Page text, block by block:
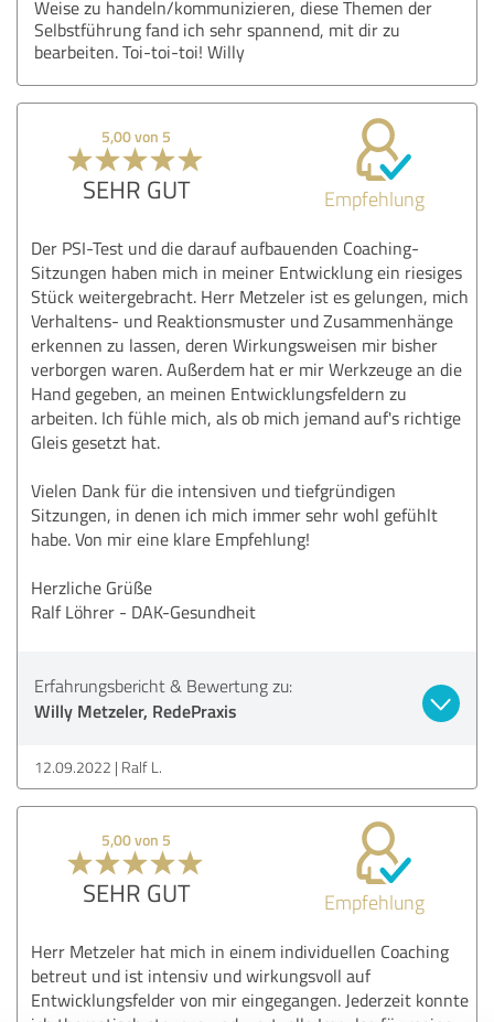
Weise zu handeln/kommunizieren, diese Themen der
Selbstführung fand ich sehr spannend, mit dir zu
bearbeiten. Toi-toi-toi! Willy
5,00 von 5
SEHR GUT Empfehlung
Der PSI-Test und die darauf aufbauenden Coaching-
Sitzungen haben mich in meiner Entwicklung ein riesiges
Stück weitergebracht. Herr Metzeler ist es gelungen, mich
Verhaltens- und Reaktionsmuster und Zusammenhänge
erkennen zu lassen, deren Wirkungsweisen mir bisher
verborgen waren. Außerdem hat er mir Werkzeuge an die
Hand gegeben, an meinen Entwicklungsfeldern zu
arbeiten. Ich fühle mich, als ob mich jemand auf's richtige
Gleis gesetzt hat.
Vielen Dank für die intensiven und tiefgründigen
Sitzungen, in denen ich mich immer sehr wohl gefühlt
habe. Von mir eine klare Empfehlung!
Herzliche Grüße
Ralf Löhrer - DAK-Gesundheit
Erfahrungsbericht & Bewertung zu:
Willy Metzeler, RedePraxis
12.09.2022 Ralf L.
5,00 von 5
SEHR GUT Empfehlung
Herr Metzeler hat mich in einem individuellen Coaching
betreut und ist intensiv und wirkungsvoll auf
Entwicklungsfelder von mir eingegangen. Jederzeit konnte